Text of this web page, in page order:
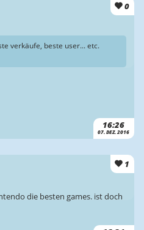
0
16:26
07. DEZ. 2016
verkäufe, beste user... etc.
1
die besten games. ist doch